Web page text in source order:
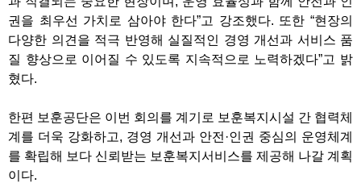
권을 최우선 가치로 삼아야 한다”고 강조했다. 또한 “현장의
다양한 의견을 적극 반영해 실질적인 경영 개선과 서비스 품
질 향상으로 이어질 수 있도록 지속적으로 노력하겠다”고 밝
혔다.
한편 보훈공단은 이번 회의를 계기로 보훈복지시설 간 협력체
계를 더욱 강화하고, 경영 개선과 안전·인권 중심의 운영체계
를 확립해 보다 신뢰받는 보훈복지서비스를 제공해 나갈 계획
이다.